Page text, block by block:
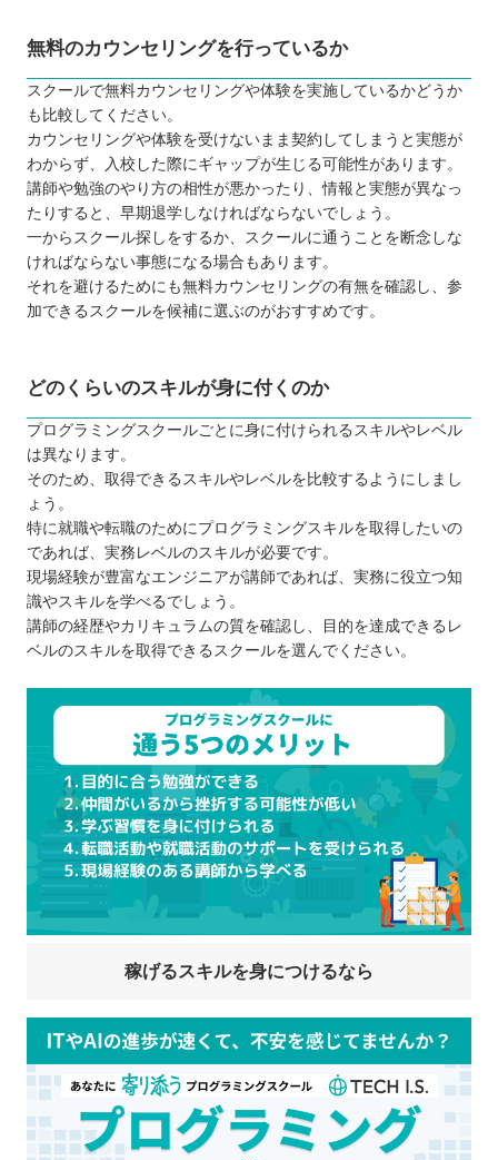
無料のカウンセリングを行っているか
スクールで無料カウンセリングや体験を実施しているかどうか
も比較してください。
カウンセリングや体験を受けないまま契約してしまうと実態が
わからず、入校した際にギャップが生じる可能性があります。
講師や勉強のやり方の相性が悪かったり、情報と実態が異なっ
たりすると、早期退学しなければならないでしょう。
一からスクール探しをするか、スクールに通うことを断念しな
ければならない事態になる場合もあります。
それを避けるためにも無料カウンセリングの有無を確認し、参
加できるスクールを候補に選ぶのがおすすめです。
どのくらいのスキルが身に付くのか
プログラミングスクールごとに身に付けられるスキルやレベル
は異なります。
そのため、取得できるスキルやレベルを比較するようにしまし
ょう。
特に就職や転職のためにプログラミングスキルを取得したいの
であれば、実務レベルのスキルが必要です。
現場経験が豊富なエンジニアが講師であれば、実務に役立つ知
識やスキルを学べるでしょう。
講師の経歴やカリキュラムの質を確認し、目的を達成できるレ
ベルのスキルを取得できるスクールを選んでください。
稼げるスキルを身につけるなら